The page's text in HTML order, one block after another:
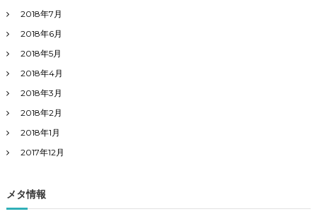
2018年7月
2018年6月
2018年5月
2018年4月
2018年3月
2018年2月
2018年1月
2017年12月
メタ情報